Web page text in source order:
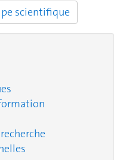
scientifique